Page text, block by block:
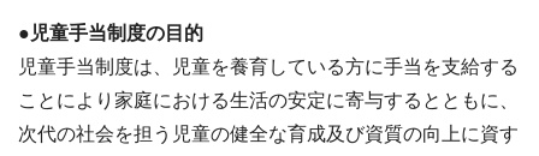
●児童手当制度の目的
児童手当制度は、児童を養育している方に手当を支給する
ことにより家庭における生活の安定に寄与するとともに、
次代の社会を担う児童の健全な育成及び資質の向上に資す